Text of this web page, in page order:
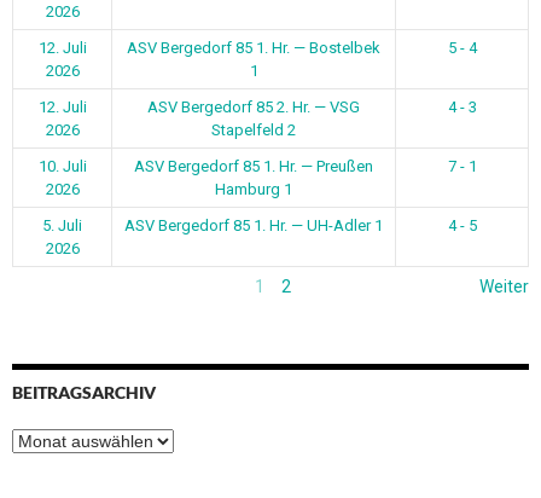
2026
12. Juli
2026
ASV Bergedorf 85 1. Hr. — Bostelbek
1
5 - 4
12. Juli
2026
ASV Bergedorf 85 2. Hr. — VSG
Stapelfeld 2
4 - 3
10. Juli
2026
ASV Bergedorf 85 1. Hr. — Preußen
Hamburg 1
7 - 1
5. Juli
2026
ASV Bergedorf 85 1. Hr. — UH-Adler 1 4 - 5
1 2 Weiter
BEITRAGSARCHIV
Beitragsarchiv